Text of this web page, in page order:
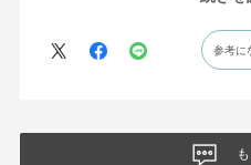
した、座り心地も良く大変気に入
今回どうしても欲しい色の組み
購入しましたが、欲を言えば稼
参考に